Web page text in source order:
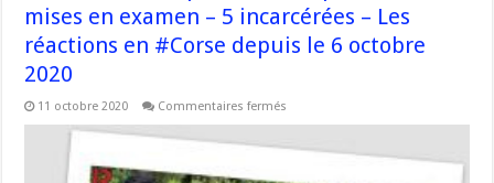
mises en examen – 5 incarcérées – Les
réactions en #Corse depuis le 6 octobre
2020
11 octobre 2020 Commentaires fermés
interpellations